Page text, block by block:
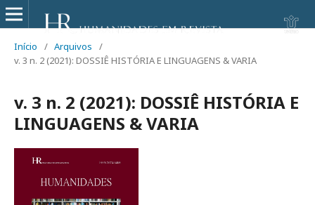
Início / Arquivos
/
v. 3 n. 2 (2021): DOSSIÊ HISTÓRIA E LINGUAGENS & VARIA
v. 3 n. 2 (2021): DOSSIÊ HISTÓRIA E
LINGUAGENS & VARIA